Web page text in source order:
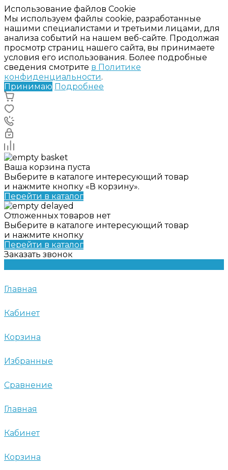
Использование файлов Cookie
Мы используем файлы cookie, разработанные
нашими специалистами и третьими лицами, для
анализа событий на нашем веб-сайте. Продолжая
просмотр страниц нашего сайта, вы принимаете
условия его использования. Более подробные
сведения смотрите в Политике
конфиденциальности.
Принимаю Подробнее
Ваша корзина пуста
Выберите в каталоге интересующий товар
и нажмите кнопку «В корзину».
Перейти в каталог
Отложенных товаров нет
Выберите в каталоге интересующий товар
и нажмите кнопку
Перейти в каталог
Заказать звонок
Главная
Кабинет
Корзина
Избранные
Сравнение
Главная
Кабинет
Корзина